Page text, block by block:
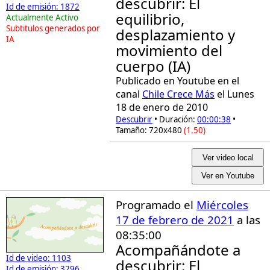
Id de emisión: 1872
Actualmente Activo
Subtitulos generados por
IA
equilibrio,
desplazamiento y
movimiento del
cuerpo (IA)
Publicado en Youtube en el
canal Chile Crece Más el Lunes
18 de enero de 2010
Descubrir • Duración: 00:00:38 •
Tamaño: 720x480 (1.50)
Ver video local
Ver en Youtube
Id de video: 1103
Programado el Miércoles
17 de febrero de 2021 a las
08:35:00
Acompañándote a
descubrir: El